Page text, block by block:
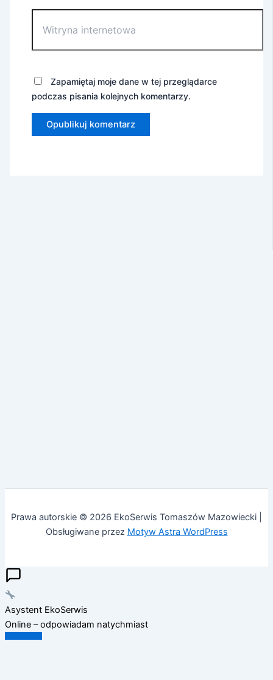
internetowa
Zapamiętaj moje dane w tej przeglądarce
podczas pisania kolejnych komentarzy.
Prawa autorskie © 2026 EkoSerwis Tomaszów Mazowiecki |
Obsługiwane przez Motyw Astra WordPress
Asystent EkoSerwis
Online – odpowiadam natychmiast
✕